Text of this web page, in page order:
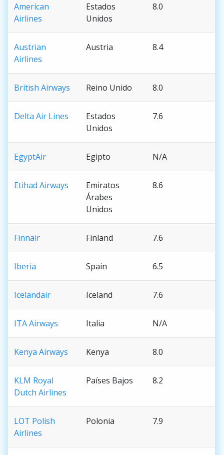
American
Airlines
Estados
Unidos
8.0
Austrian
Airlines
Austria 8.4
British Airways Reino Unido 8.0
Delta Air Lines
Estados
Unidos
7.6
EgyptAir Egipto N/A
Etihad Airways
Emiratos
Árabes
Unidos
8.6
Finnair Finland 7.6
Iberia Spain 6.5
Icelandair Iceland 7.6
ITA Airways Italia N/A
Kenya Airways Kenya 8.0
KLM Royal
Dutch Airlines
Países Bajos 8.2
LOT Polish
Airlines
Polonia 7.9